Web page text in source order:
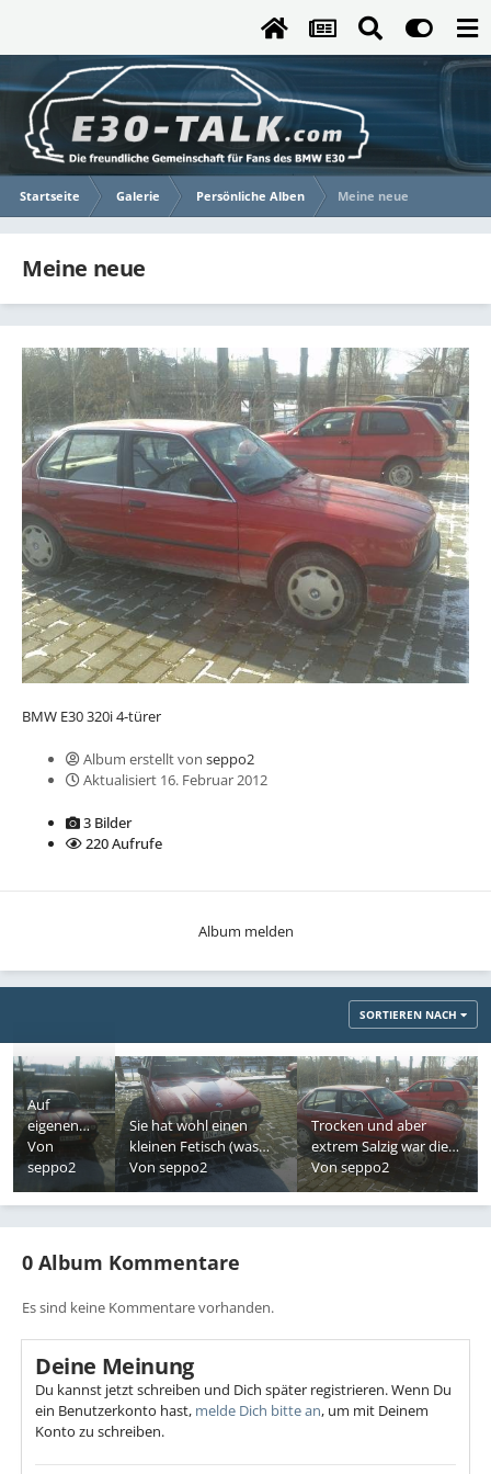
Startseite Galerie Persönliche Alben Meine neue
Meine neue
BMW E30 320i 4-türer
Album erstellt von seppo2
Aktualisiert 16. Februar 2012
3 Bilder
220 Aufrufe
Album melden
SORTIEREN NACH
Auf
eigenen
Räderchen
hab ich sie
abgeholt
Von
seppo2
Sie hat wohl einen
kleinen Fetisch (was
den Latexrennstreifen
auf ihrer Haube erklärt)
Vonseppo2
Trocken und aber
extrem Salzig war die
Überführung. Ich hoffe
sie verzeiht mir das.
Vonseppo2
0 Album Kommentare
Es sind keine Kommentare vorhanden.
Deine Meinung
Du kannst jetzt schreiben und Dich später registrieren. Wenn Du
ein Benutzerkonto hast, melde Dich bitte an, um mit Deinem
Konto zu schreiben.